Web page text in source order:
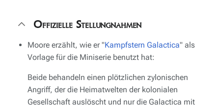
Offizielle Stellungnahmen
Moore erzählt, wie er "Kampfstern Galactica" als
Vorlage für die Miniserie benutzt hat:
Beide behandeln einen plötzlichen zylonischen
Angriff, der die Heimatwelten der kolonialen
Gesellschaft auslöscht und nur die Galactica mit